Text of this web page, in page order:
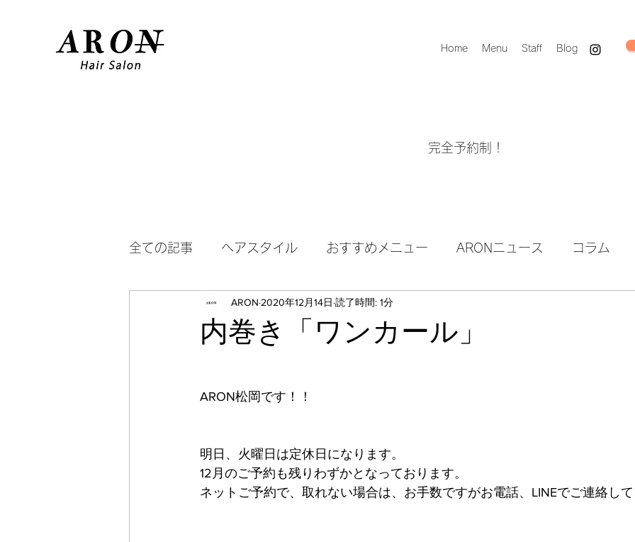
Home Menu Staff Blog
完全予約制！
全ての記事 ヘアスタイル おすすめメニュー ARONニュース コラム
内巻き「ワンカール」
ARON 2020年12月14日 読了時間: 1分
ARON松岡です！！
明日、火曜日は定休日になります。
12月のご予約も残りわずかとなっております。
ネットご予約で、取れない場合は、お手数ですがお電話、LINEでご連絡して